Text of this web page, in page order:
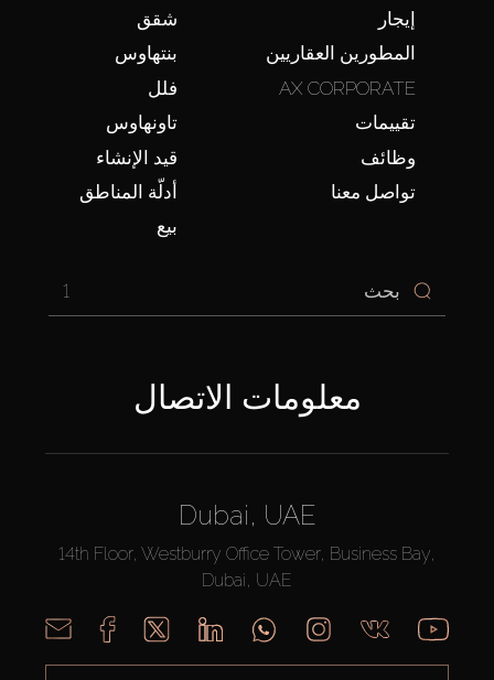
شقق
بنتهاوس
فلل
تاونهاوس
قيد الإنشاء
أدلّة المناطق
بيع
إيجار
المطورين العقاريين
AX CORPORATE
تقييمات
وظائف
تواصل معنا
1
معلومات الاتصال
Dubai, UAE
14th Floor, Westburry Office Tower, Business Bay,
Dubai, UAE